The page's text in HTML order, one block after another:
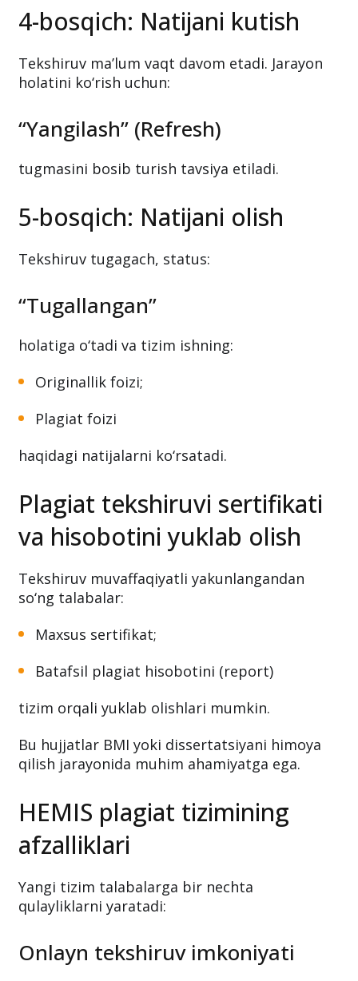
4-bosqich: Natijani kutish
Tekshiruv ma’lum vaqt davom etadi. Jarayon
holatini ko‘rish uchun:
“Yangilash” (Refresh)
tugmasini bosib turish tavsiya etiladi.
5-bosqich: Natijani olish
Tekshiruv tugagach, status:
“Tugallangan”
holatiga o‘tadi va tizim ishning:
Originallik foizi;
Plagiat foizi
haqidagi natijalarni ko‘rsatadi.
Plagiat tekshiruvi sertifikati
va hisobotini yuklab olish
Tekshiruv muvaffaqiyatli yakunlangandan
so‘ng talabalar:
Maxsus sertifikat;
Batafsil plagiat hisobotini (report)
tizim orqali yuklab olishlari mumkin.
Bu hujjatlar BMI yoki dissertatsiyani himoya
qilish jarayonida muhim ahamiyatga ega.
HEMIS plagiat tizimining
afzalliklari
Yangi tizim talabalarga bir nechta
qulayliklarni yaratadi:
Onlayn tekshiruv imkoniyati